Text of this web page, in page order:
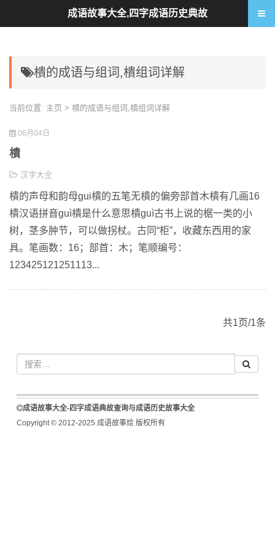
樻的成语与组词,樻组词详解
当前位置: 主页 > 樻的成语与组词,樻组词详解
06月04日
樻
汉字大全
樻的声母和韵母gui樻的五笔无樻的偏旁部首木樻有几画16
樻汉语拼音guì樻是什么意思樻guì古书上说的椐一类的小
树，茎多肿节，可以做拐杖。古同“柜”，收藏东西用的家
具。笔画数：16；部首：木；笔顺编号：
123425121251113...
共1页/1条
成语故事大全-四字成语典故查询与成语历史故事大全
Copyright © 2012-2025 成语故事烩 版权所有
成语故事大全,四字成语历史典故